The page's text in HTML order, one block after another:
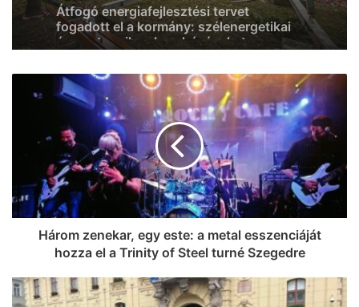
Átfogó energiafejlesztési tervet
fogadott el a kormány: szélenergetikai
és geotermikus beruházásokat
indítanak el, és bővítik az energiatároló
kapacitásokat
Duna vízállása, és eső várható az
osztrák vízgyűjtőkön
Három zenekar, egy este: a metal esszenciáját
hozza el a Trinity of Steel turné Szegedre